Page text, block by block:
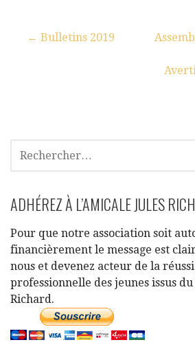
← Bulletins 2019
ADHÉREZ À L’AMICALE JULES
Pour que notre association soit
financièrement le message est
nous et devenez acteur de la
professionnelle des jeunes issus du
Richard.